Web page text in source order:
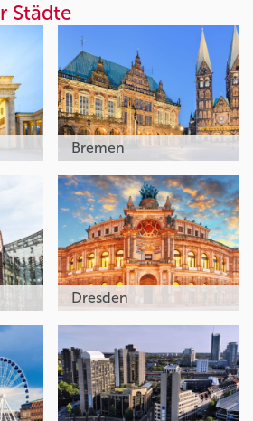
Städte
Bremen
Dresden